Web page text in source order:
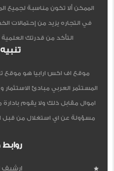
الممكن ألا تكون مناسبة لجميع
في التجاره يزيد من إحتمالات
التأكد من قدرتك
موقع اف اكس ارابيا هو
المستثمر العربي مبادئ
اموال مقابل ذلك ولا يقوم بادارة
مسؤولة عن اي استغلال من
ارشيف